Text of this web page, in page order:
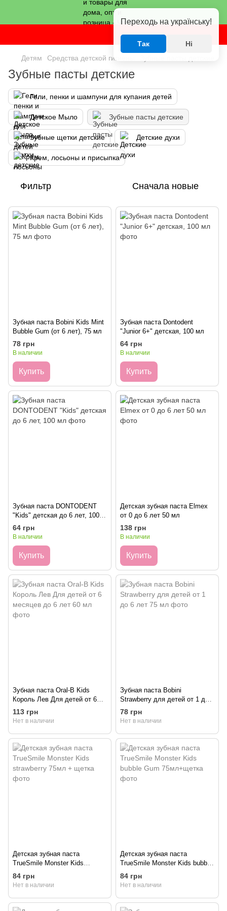
Детям Средства детской гигиены
Зубные пасты детские
Гели, пенки и шампуни для купания детей
Детское Мыло Зубные пасты детские
Зубные щетки детские Детские духи
Крем, лосьоны и присыпка
Фильтр Сначала новые
Зубная паста Bobini Kids Mint
Bubble Gum (от 6 лет), 75 мл
78 грн
В наличии
Купить
Зубная паста Dontodent
"Junior 6+" детская, 100 мл
64 грн
В наличии
Купить
Зубная паста DONTODENT
"Kids" детская до 6 лет, 100
мл
64 грн
В наличии
Купить
Детская зубная паста Elmex
от 0 до 6 лет 50 мл
138 грн
В наличии
Купить
Зубная паста Oral-B Kids
Король Лев Для детей от 6
месяцев до 6 лет 60 мл
113 грн
Нет в наличии
Зубная паста Bobini
Strawberry для детей от 1 до 6
лет 75 мл
78 грн
Нет в наличии
Детская зубная паста
TrueSmile Monster Kids
strawberry 75мл + щетка
84 грн
Нет в наличии
Детская зубная паста
TrueSmile Monster Kids bubble
Gum 75мл+щетка
84 грн
Нет в наличии
Переходь на українську!
Так Ні